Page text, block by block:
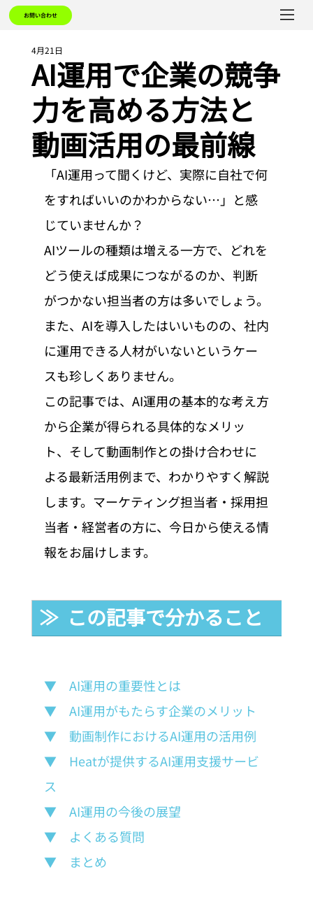
お問い合わせ
AI運用で企業の競争
力を高める方法と
動画活用の最前線
4月21日
「AI運用って聞くけど、実際に自社で何
をすればいいのかわからない…」と感
じていませんか？
AIツールの種類は増える一方で、どれを
どう使えば成果につながるのか、判断
がつかない担当者の方は多いでしょう。
また、AIを導入したはいいものの、社内
に運用できる人材がいないというケー
スも珍しくありません。
この記事では、AI運用の基本的な考え方
から企業が得られる具体的なメリッ
ト、そして動画制作との掛け合わせに
よる最新活用例まで、わかりやすく解説
します。マーケティング担当者・採用担
当者・経営者の方に、今日から使える情
報をお届けします。
≫  この記事で分かること
▼　AI運用の重要性とは
▼　AI運用がもたらす企業のメリット
▼　動画制作におけるAI運用の活用例
▼　Heatが提供するAI運用支援サービ
ス
▼　AI運用の今後の展望
▼　よくある質問
▼　まとめ